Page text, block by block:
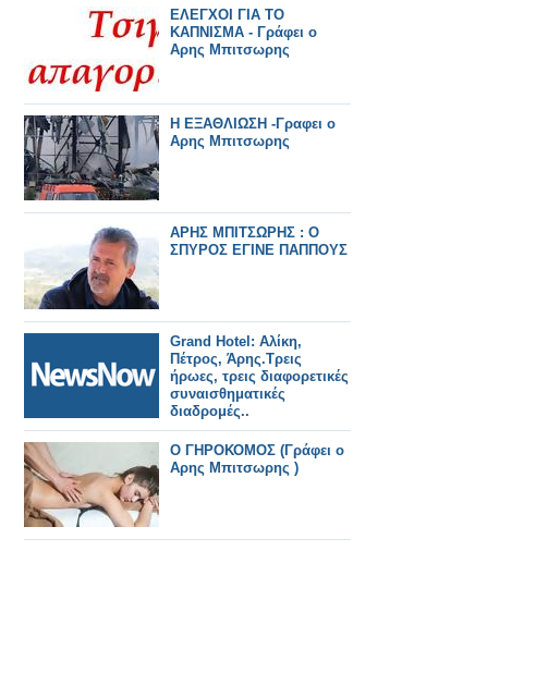
ΕΛΕΓΧΟΙ ΓΙΑ ΤΟ
ΚΑΠΝΙΣΜΑ - Γράφει ο
Αρης Μπιτσωρης
Η ΕΞΑΘΛΙΩΣΗ -Γραφει ο
Αρης Μπιτσωρης
ΑΡΗΣ ΜΠΙΤΣΩΡΗΣ : Ο
ΣΠΥΡΟΣ ΕΓΙΝΕ ΠΑΠΠΟΥΣ
Grand Hotel: Αλίκη,
Πέτρος, Άρης.Τρεις
ήρωες, τρεις διαφορετικές
συναισθηματικές
διαδρομές..
Ο ΓΗΡΟΚΟΜΟΣ (Γράφει ο
Αρης Μπιτσωρης )